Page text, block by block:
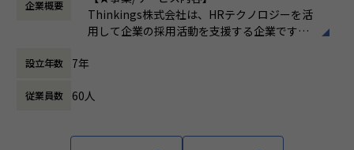
・プロダクトエンジニアとして経験やスキルを磨いていき上
・プロダクトエンジニアとして経験やスキルを磨きつつ、エ
Team
新規事業企画チーム、プロダクトマネージャー、エンジニア
1. DevSecOpsの推進
ンへの組み込み・自動化の設計
計レビュー・脅威モデリングの仕組み化
・開発サイクル全体への「シフトレフト」なセキュリティ文
時間外労働の有無： 有（月平均15時間）
休憩時間： 60分
企業概要
Thinkings株式会社は、HRテクノロジーを活
用して企業の採用活動を支援する企業です。
採用管理システムで、企業が効率的かつ効果
します。sonar ATSは、応募者の管理、面接
ます。また、AIを活用したエントリーシート
設立年数 7年
従業員数 60人